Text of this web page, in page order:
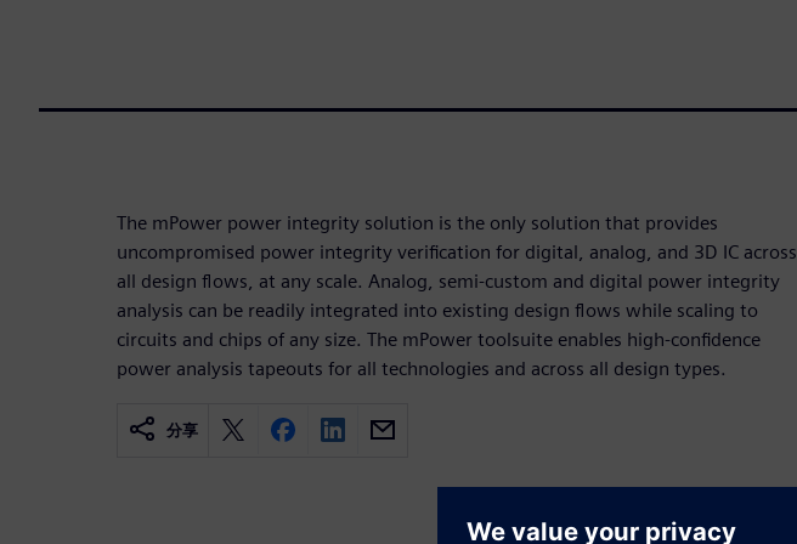
The mPower power integrity solution is the only solution that provides
uncompromised power integrity verification for digital, analog, and 3D IC across
all design flows, at any scale. Analog, semi-custom and digital power integrity
analysis can be readily integrated into existing design flows while scaling to
circuits and chips of any size. The mPower toolsuite enables high-confidence
power analysis tapeouts for all technologies and across all design types.
分享